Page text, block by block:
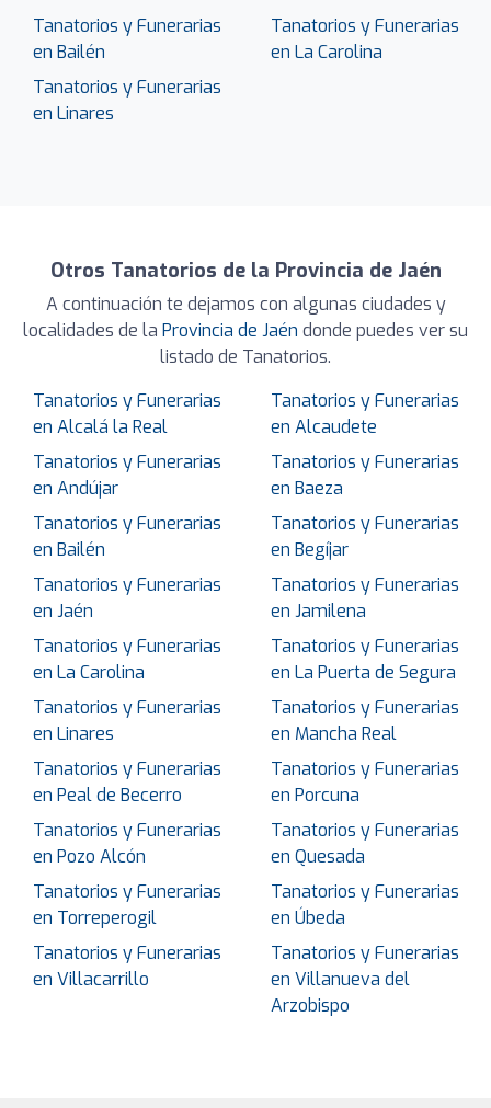
Tanatorios y Funerarias
en Bailén
Tanatorios y Funerarias
en La Carolina
Tanatorios y Funerarias
en Linares
Otros Tanatorios de la Provincia de Jaén
A continuación te dejamos con algunas ciudades y
localidades de la Provincia de Jaén donde puedes ver su
listado de Tanatorios.
Tanatorios y Funerarias
en Alcalá la Real
Tanatorios y Funerarias
en Alcaudete
Tanatorios y Funerarias
en Andújar
Tanatorios y Funerarias
en Baeza
Tanatorios y Funerarias
en Bailén
Tanatorios y Funerarias
en Begíjar
Tanatorios y Funerarias
en Jaén
Tanatorios y Funerarias
en Jamilena
Tanatorios y Funerarias
en La Carolina
Tanatorios y Funerarias
en La Puerta de Segura
Tanatorios y Funerarias
en Linares
Tanatorios y Funerarias
en Mancha Real
Tanatorios y Funerarias
en Peal de Becerro
Tanatorios y Funerarias
en Porcuna
Tanatorios y Funerarias
en Pozo Alcón
Tanatorios y Funerarias
en Quesada
Tanatorios y Funerarias
en Torreperogil
Tanatorios y Funerarias
en Úbeda
Tanatorios y Funerarias
en Villacarrillo
Tanatorios y Funerarias
en Villanueva del
Arzobispo